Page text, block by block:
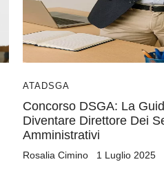
ATA DSGA
Concorso DSGA: La
Diventare Direttore Dei
Amministrativi
Rosalia Cimino 1 Luglio 2025